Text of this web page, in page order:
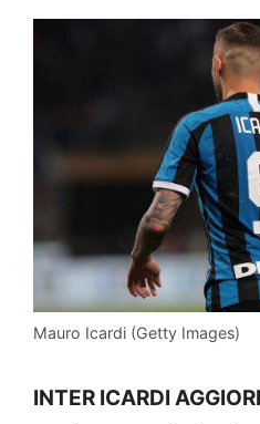
Mauro Icardi (Getty Images)
INTER ICARDI